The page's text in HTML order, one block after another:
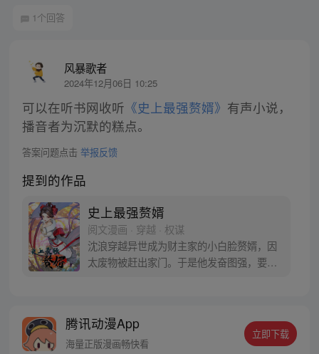
1个回答
风暴歌者
2024年12月06日 10:25
可以在听书网收听 《史上最强赘婿》 有声小说，
播音者为沉默的糕点。
答案问题点击 举报反馈
提到的作品
史上最强赘婿
阅文漫画 · 穿越 · 权谋
沈浪穿越异世成为财主家的小白脸赘婿，因
太废物被赶出家门。于是他发奋图强，要找
谁敢惹我就让我娘子打死你！（每周五、周
六更新）
腾讯动漫App
海量正版漫画畅快看
立即下载